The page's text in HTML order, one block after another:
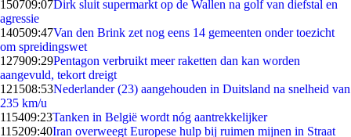
150709:07Dirk sluit supermarkt op de Wallen na golf van diefstal en
agressie
140509:47Van den Brink zet nog eens 14 gemeenten onder toezicht
om spreidingswet
127909:29Pentagon verbruikt meer raketten dan kan worden
aangevuld, tekort dreigt
121508:53Nederlander (23) aangehouden in Duitsland na snelheid van
235 km/u
115409:23Tanken in België wordt nóg aantrekkelijker
115209:40Iran overweegt Europese hulp bij ruimen mijnen in Straat